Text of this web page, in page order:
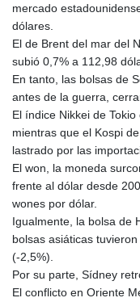
mercado
dólares.
El de Brent del mar del
subió 0,7% a 112,98
En tanto, las bolsas de
antes de la guerra,
El índice Nikkei de
mientras que el Kospi
lastrado por las
El won, la moneda
frente al dólar desde
wones por dólar.
Igualmente, la bolsa de
bolsas asiáticas
(-2,5%).
Por su parte, Sídney
El conflicto en Oriente